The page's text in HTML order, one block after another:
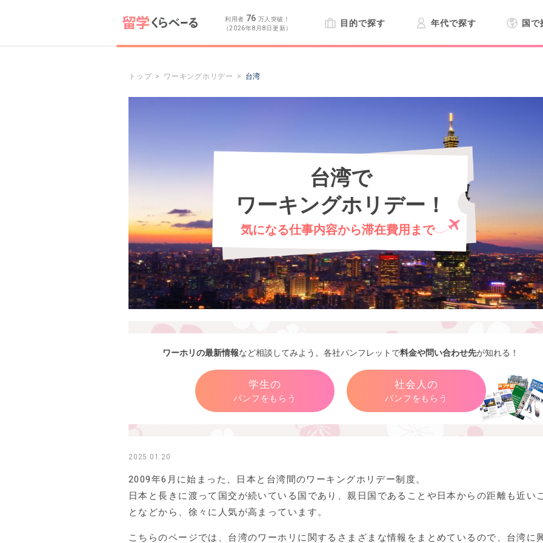
利用者 76 万人突破！
（2026年8月8日更新）
目的で探す 年代で探す 国で
トップ ワーキングホリデー 台湾
台湾で
ワーキングホリデー！
気になる仕事内容から滞在費用まで
ワーホリの最新情報など相談してみよう。各社パンフレットで料金や問い合わせ先が知れる！
学生の
パンフをもらう
社会人の
パンフをもらう
2025.01.20
2009年6月に始まった、日本と台湾間のワーキングホリデー制度。
日本と長きに渡って国交が続いている国であり、親日国であることや日本からの距離も近い
となどから、徐々に人気が高まっています。
こちらのページでは、台湾のワーホリに関するさまざまな情報をまとめているので、台湾に